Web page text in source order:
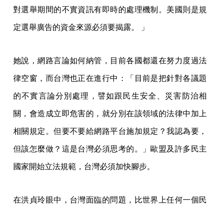
對選舉期間的不實資訊有即時的處理機制。美國則是規
定選舉廣告的資金來源必須要揭露。 」
她說，網路言論如何納管，目前各國都還在努力度過法
律空窗，而台灣也正在進行中：「目前是把針對各議題
的不實言論分別處理，譬如跟民生安全、災害防治相
關，會造成立即危害的，就分別在該領域的法律中加上
相關規定。但要不要給網路平台施加規定？我認為要，
但該怎麼做？這是台灣必須思考的。」歐盟及許多民主
國家開始立法規範，台灣必須加快腳步。
在洪貞玲眼中，台灣面臨的問題，比世界上任何一個民